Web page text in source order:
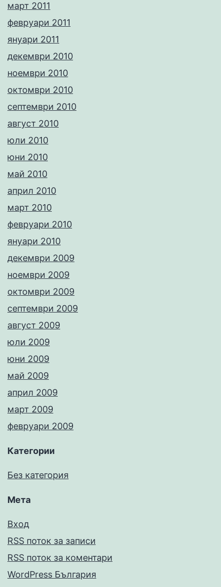
март 2011
февруари 2011
януари 2011
декември 2010
ноември 2010
октомври 2010
септември 2010
август 2010
юли 2010
юни 2010
май 2010
април 2010
март 2010
февруари 2010
януари 2010
декември 2009
ноември 2009
октомври 2009
септември 2009
август 2009
юли 2009
юни 2009
май 2009
април 2009
март 2009
февруари 2009
Категории
Без категория
Мета
Вход
RSS поток за записи
RSS поток за коментари
WordPress България